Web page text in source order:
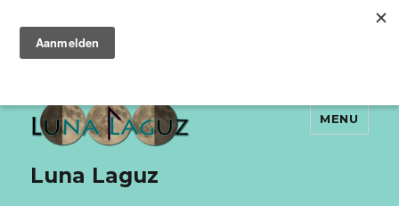
Luna Laguz
MENU